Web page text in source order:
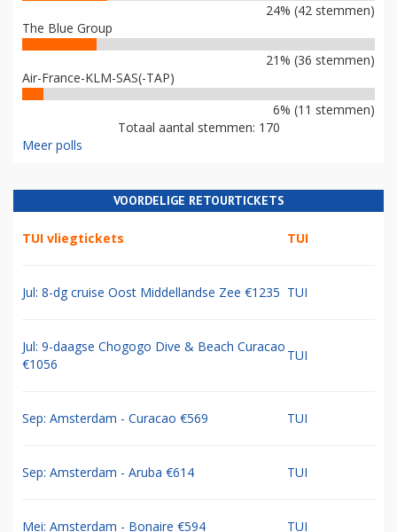
24% (42 stemmen)
The Blue Group
21% (36 stemmen)
Air-France-KLM-SAS(-TAP)
6% (11 stemmen)
Totaal aantal stemmen: 170
Meer polls
VOORDELIGE RETOURTICKETS
TUI vliegtickets TUI
Jul: 8-dg cruise Oost Middellandse Zee €1235 TUI
Jul: 9-daagse Chogogo Dive & Beach Curacao
€1056
TUI
Sep: Amsterdam - Curacao €569 TUI
Sep: Amsterdam - Aruba €614 TUI
Mei: Amsterdam - Bonaire €594 TUI